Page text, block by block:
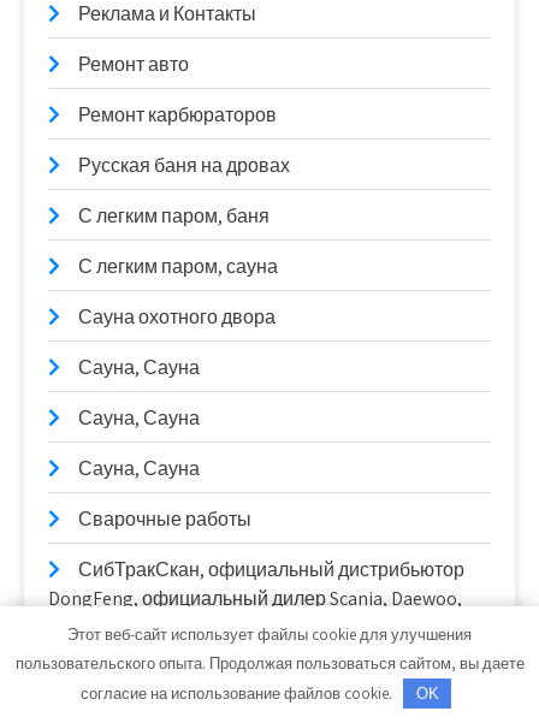
Реклама и Контакты
Ремонт авто
Ремонт карбюраторов
Русская баня на дровах
С легким паром, баня
С легким паром, сауна
Сауна охотного двора
Сауна, Сауна
Сауна, Сауна
Сауна, Сауна
Сварочные работы
СибТракСкан, официальный дистрибьютор
DongFeng, официальный дилер Scania, Daewoo,
Sitrak
Сириус, автомоечный комплекс
Этот веб-сайт использует файлы cookie для улучшения
пользовательского опыта. Продолжая пользоваться сайтом, вы даете
согласие на использование файлов cookie.
OK